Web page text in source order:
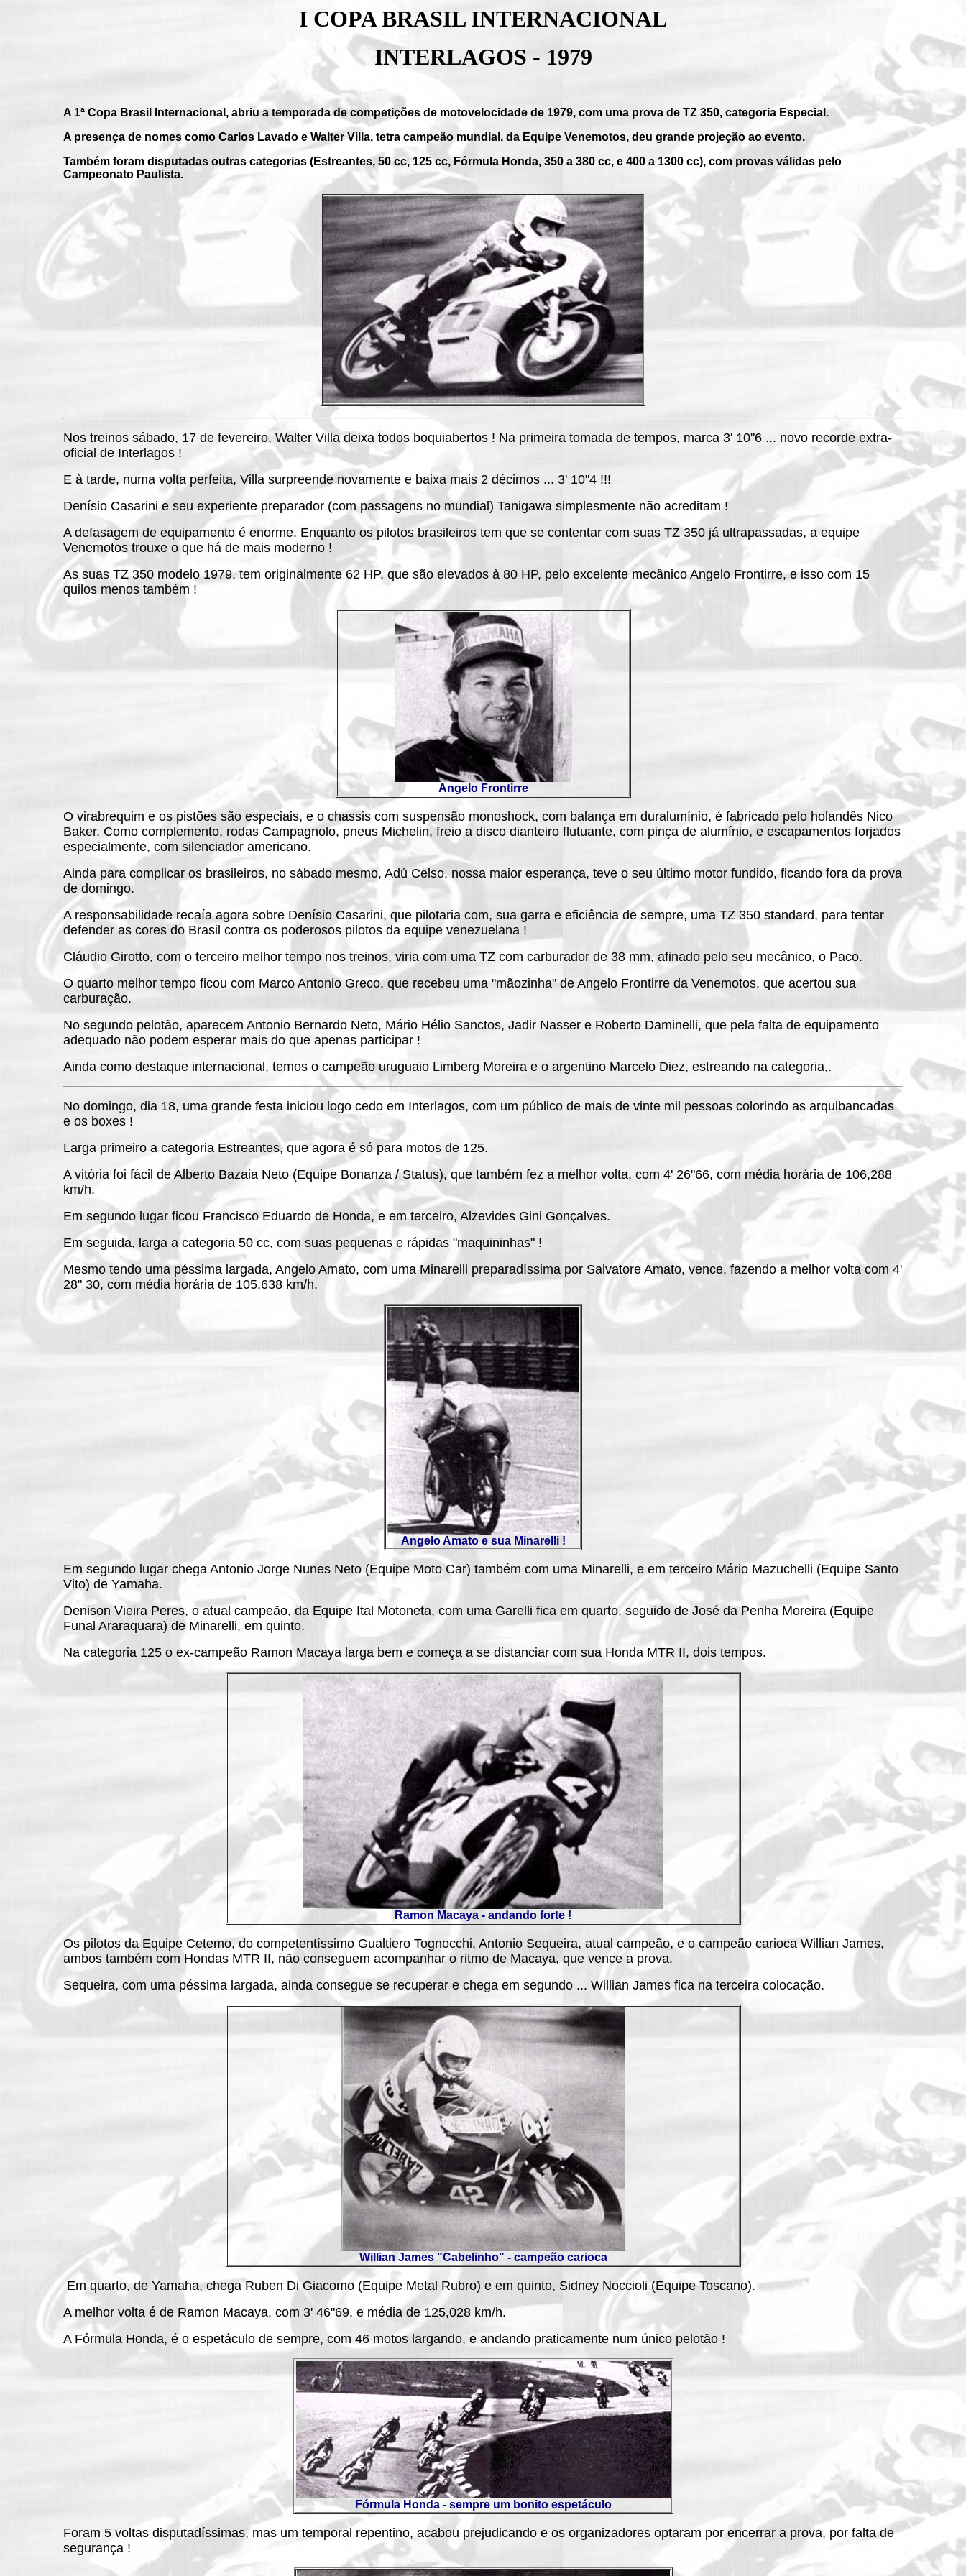
I COPA BRASIL INTERNACIONAL
INTERLAGOS - 1979
A 1ª Copa Brasil Internacional, abriu a temporada de competições de motovelocidade de 1979, com uma prova de TZ 350, categoria Especial.
A presença de nomes como Carlos Lavado e Walter Villa, tetra campeão mundial, da Equipe Venemotos, deu grande projeção ao evento.
Também foram disputadas outras categorias (Estreantes, 50 cc, 125 cc, Fórmula Honda, 350 a 380 cc, e 400 a 1300 cc), com provas válidas pelo
Campeonato Paulista.
Nos treinos sábado, 17 de fevereiro, Walter Villa deixa todos boquiabertos ! Na primeira tomada de tempos, marca 3' 10"6 ... novo recorde extra-
oficial de Interlagos !
E à tarde, numa volta perfeita, Villa surpreende novamente e baixa mais 2 décimos ... 3' 10"4 !!!
Denísio Casarini e seu experiente preparador (com passagens no mundial) Tanigawa simplesmente não acreditam !
A defasagem de equipamento é enorme. Enquanto os pilotos brasileiros tem que se contentar com suas TZ 350 já ultrapassadas, a equipe
Venemotos trouxe o que há de mais moderno !
As suas TZ 350 modelo 1979, tem originalmente 62 HP, que são elevados à 80 HP, pelo excelente mecânico Angelo Frontirre, e isso com 15
quilos menos também !
Angelo Frontirre
O virabrequim e os pistões são especiais, e o chassis com suspensão monoshock, com balança em duralumínio, é fabricado pelo holandês Nico
Baker. Como complemento, rodas Campagnolo, pneus Michelin, freio a disco dianteiro flutuante, com pinça de alumínio, e escapamentos forjados
especialmente, com silenciador americano.
Ainda para complicar os brasileiros, no sábado mesmo, Adú Celso, nossa maior esperança, teve o seu último motor fundido, ficando fora da prova
de domingo.
A responsabilidade recaía agora sobre Denísio Casarini, que pilotaria com, sua garra e eficiência de sempre, uma TZ 350 standard, para tentar
defender as cores do Brasil contra os poderosos pilotos da equipe venezuelana !
Cláudio Girotto, com o terceiro melhor tempo nos treinos, viria com uma TZ com carburador de 38 mm, afinado pelo seu mecânico, o Paco.
O quarto melhor tempo ficou com Marco Antonio Greco, que recebeu uma "mãozinha" de Angelo Frontirre da Venemotos, que acertou sua
carburação.
No segundo pelotão, aparecem Antonio Bernardo Neto, Mário Hélio Sanctos, Jadir Nasser e Roberto Daminelli, que pela falta de equipamento
adequado não podem esperar mais do que apenas participar !
Ainda como destaque internacional, temos o campeão uruguaio Limberg Moreira e o argentino Marcelo Diez, estreando na categoria,.
No domingo, dia 18, uma grande festa iniciou logo cedo em Interlagos, com um público de mais de vinte mil pessoas colorindo as arquibancadas
e os boxes !
Larga primeiro a categoria Estreantes, que agora é só para motos de 125.
A vitória foi fácil de Alberto Bazaia Neto (Equipe Bonanza / Status), que também fez a melhor volta, com 4' 26"66, com média horária de 106,288
km/h.
Em segundo lugar ficou Francisco Eduardo de Honda, e em terceiro, Alzevides Gini Gonçalves.
Em seguida, larga a categoria 50 cc, com suas pequenas e rápidas "maquininhas" !
Mesmo tendo uma péssima largada, Angelo Amato, com uma Minarelli preparadíssima por Salvatore Amato, vence, fazendo a melhor volta com 4'
28" 30, com média horária de 105,638 km/h.
Angelo Amato e sua Minarelli !
Em segundo lugar chega Antonio Jorge Nunes Neto (Equipe Moto Car) também com uma Minarelli, e em terceiro Mário Mazuchelli (Equipe Santo
Vito) de Yamaha.
Denison Vieira Peres, o atual campeão, da Equipe Ital Motoneta, com uma Garelli fica em quarto, seguido de José da Penha Moreira (Equipe
Funal Araraquara) de Minarelli, em quinto.
Na categoria 125 o ex-campeão Ramon Macaya larga bem e começa a se distanciar com sua Honda MTR II, dois tempos.
Ramon Macaya - andando forte !
Os pilotos da Equipe Cetemo, do competentíssimo Gualtiero Tognocchi, Antonio Sequeira, atual campeão, e o campeão carioca Willian James,
ambos também com Hondas MTR II, não conseguem acompanhar o ritmo de Macaya, que vence a prova.
Sequeira, com uma péssima largada, ainda consegue se recuperar e chega em segundo ... Willian James fica na terceira colocação.
Willian James "Cabelinho" - campeão carioca
Em quarto, de Yamaha, chega Ruben Di Giacomo (Equipe Metal Rubro) e em quinto, Sidney Noccioli (Equipe Toscano).
A melhor volta é de Ramon Macaya, com 3' 46"69, e média de 125,028 km/h.
A Fórmula Honda, é o espetáculo de sempre, com 46 motos largando, e andando praticamente num único pelotão !
Fórmula Honda - sempre um bonito espetáculo
Foram 5 voltas disputadíssimas, mas um temporal repentino, acabou prejudicando e os organizadores optaram por encerrar a prova, por falta de
segurança !